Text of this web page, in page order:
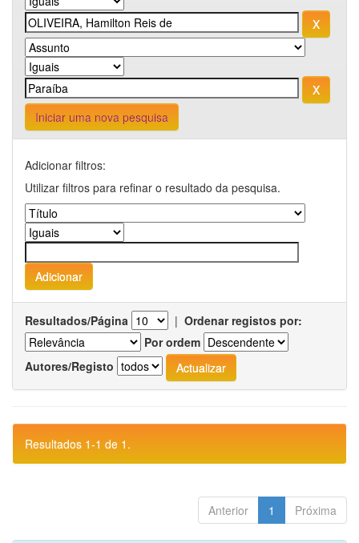
Iniciar uma nova pesquisa
Adicionar filtros:
Utilizar filtros para refinar o resultado da pesquisa.
Resultados/Página | Ordenar registos por:
Por ordem
Autores/Registo
Resultados 1-1 de 1.
Anterior 1 Próxima